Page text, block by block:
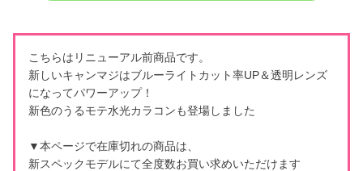
こちらはリニューアル前商品です。
新しいキャンマジはブルーライトカット率UP＆透明レンズ
になってパワーアップ！
新色のうるモテ水光カラコンも登場しました
▼本ページで在庫切れの商品は、
新スペックモデルにて全度数お買い求めいただけます